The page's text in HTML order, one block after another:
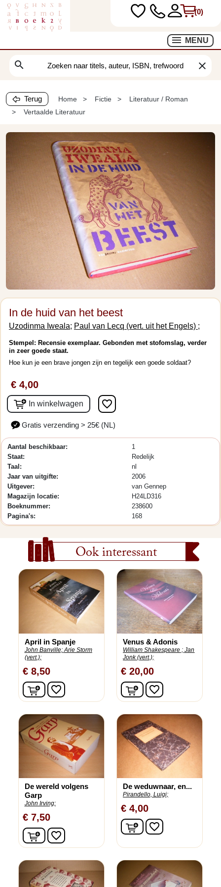
(0)
MENU
search clear
Terug Home Fictie
Literatuur / Roman
Vertaalde Literatuur
In de huid van het beest
Uzodinma Iweala; Paul van Lecq (vert. uit het Engels) ;
Stempel: Recensie exemplaar. Gebonden met stofomslag, verder
in zeer goede staat.
Hoe kun je een brave jongen zijn en tegelijk een goede soldaat?
€ 4,00
In winkelwagen favorite_border
Gratis verzending > 25€ (NL)
Aantal beschikbaar:
1
Staat:
Redelijk
Taal:
nl
Jaar van uitgifte:
2006
Uitgever:
van Gennep
Magazijn locatie:
H24LD316
Boeknummer:
238600
Pagina's:
168
Ook interessant
April in Spanje
John Banville; Arie Storm
(vert.);
€ 8,50
In winkelwagen
favorite_border
Venus & Adonis
William Shakespeare ; Jan
Jonk (vert.);
€ 20,00
In winkelwagen
favorite_border
De wereld volgens
Garp
John Irving;
€ 7,50
In winkelwagen
favorite_border
De weduwnaar, en...
Pirandello, Luigi;
€ 4,00
In winkelwagen
favorite_border